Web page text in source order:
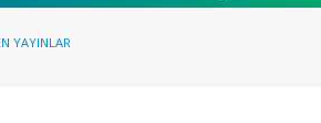
YAYINLAR